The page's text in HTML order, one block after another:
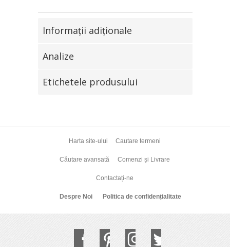
Informaţii adiţionale
Analize
Etichetele produsului
Harta site-ului Cautare termeni
Căutare avansată Comenzi și Livrare
Contactați-ne
Despre Noi Politica de confidențialitate